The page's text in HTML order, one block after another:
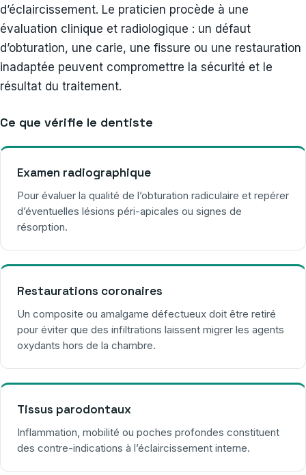
d’éclaircissement. Le praticien procède à une
évaluation clinique et radiologique : un défaut
d’obturation, une carie, une fissure ou une restauration
inadaptée peuvent compromettre la sécurité et le
résultat du traitement.
Ce que vérifie le dentiste
Examen radiographique
Pour évaluer la qualité de l’obturation radiculaire et repérer
d’éventuelles lésions péri-apicales ou signes de
résorption.
Restaurations coronaires
Un composite ou amalgame défectueux doit être retiré
pour éviter que des infiltrations laissent migrer les agents
oxydants hors de la chambre.
Tissus parodontaux
Inflammation, mobilité ou poches profondes constituent
des contre-indications à l’éclaircissement interne.